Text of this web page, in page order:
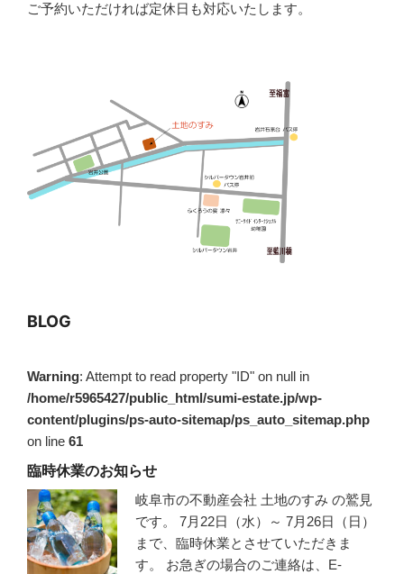
ご予約いただければ定休日も対応いたします。
BLOG
Warning: Attempt to read property "ID" on null in
/home/r5965427/public_html/sumi-estate.jp/wp-
content/plugins/ps-auto-sitemap/ps_auto_sitemap.php
on line 61
臨時休業のお知らせ
岐阜市の不動産会社 土地のすみ の鷲見
です。 7月22日（水）～ 7月26日（日）
まで、臨時休業とさせていただきま
す。 お急ぎの場合のご連絡は、E-